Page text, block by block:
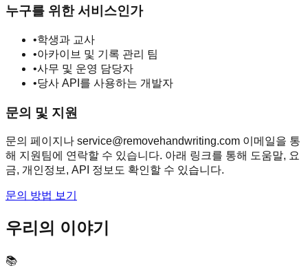
누구를 위한 서비스인가
•학생과 교사
•아카이브 및 기록 관리 팀
•사무 및 운영 담당자
•당사 API를 사용하는 개발자
문의 및 지원
문의 페이지나 service@removehandwriting.com 이메일을 통
해 지원팀에 연락할 수 있습니다. 아래 링크를 통해 도움말, 요
금, 개인정보, API 정보도 확인할 수 있습니다.
문의 방법 보기
우리의 이야기
📚